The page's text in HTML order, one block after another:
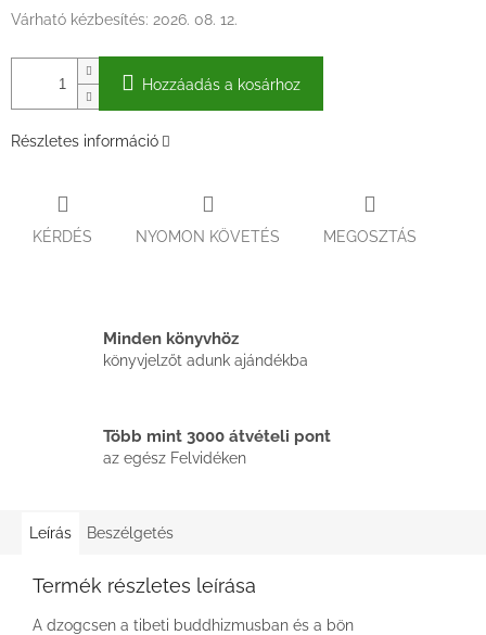
Várható kézbesítés: 2026. 08. 12.
Hozzáadás a kosárhoz
Részletes információ
KÉRDÉS NYOMON KÖVETÉS MEGOSZTÁS
Minden könyvhöz
könyvjelzőt adunk ajándékba
Több mint 3000 átvételi pont
az egész Felvidéken
Leírás Beszélgetés
Termék részletes leírása
A dzogcsen a tibeti buddhizmusban és a bön